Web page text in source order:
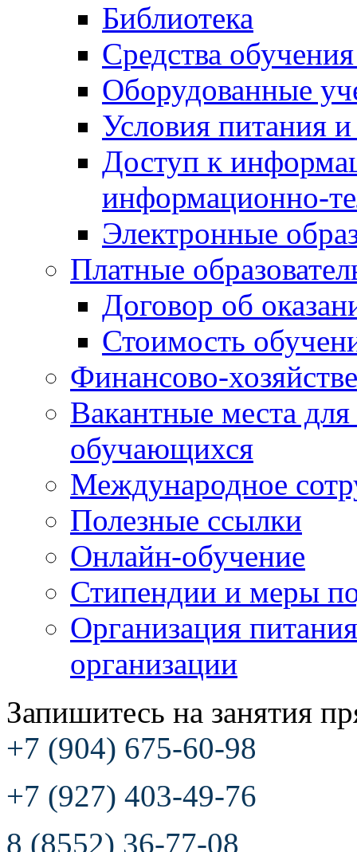
Библиотека
Средства
Оборудованные
Условия питания
Доступ к
информационно-
Электронные
Платные
Договор об
Стоимость
Финансово-
Вакантные места
обучающихся
Международное
Полезные ссылки
Онлайн-обучение
Стипендии и меры
Организация
организации
Запишитесь на занятия
+7 (904) 675-60-98
+7 (927) 403-49-76
8 (8552) 36-77-08